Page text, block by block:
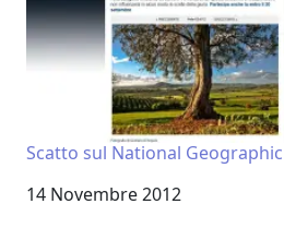
Scatto sul National Geographic
Data
14 Novembre 2012